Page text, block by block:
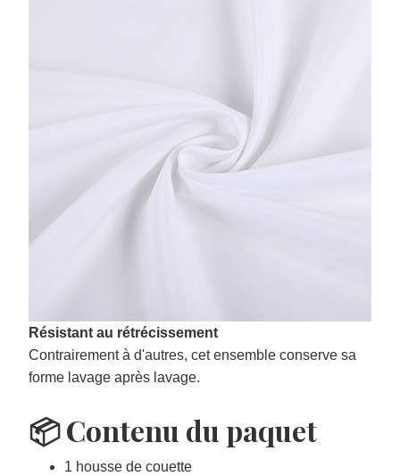
Résistant au rétrécissement
Contrairement à d'autres, cet ensemble conserve sa
forme lavage après lavage.
📦 Contenu du paquet
1 housse de couette